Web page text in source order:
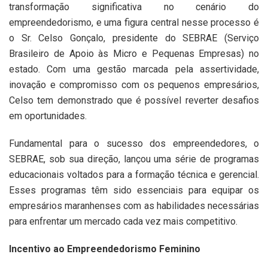
transformação significativa no cenário do
empreendedorismo, e uma figura central nesse processo é
o Sr. Celso Gonçalo, presidente do SEBRAE (Serviço
Brasileiro de Apoio às Micro e Pequenas Empresas) no
estado. Com uma gestão marcada pela assertividade,
inovação e compromisso com os pequenos empresários,
Celso tem demonstrado que é possível reverter desafios
em oportunidades.
Fundamental para o sucesso dos empreendedores, o
SEBRAE, sob sua direção, lançou uma série de programas
educacionais voltados para a formação técnica e gerencial.
Esses programas têm sido essenciais para equipar os
empresários maranhenses com as habilidades necessárias
para enfrentar um mercado cada vez mais competitivo.
Incentivo ao Empreendedorismo Feminino